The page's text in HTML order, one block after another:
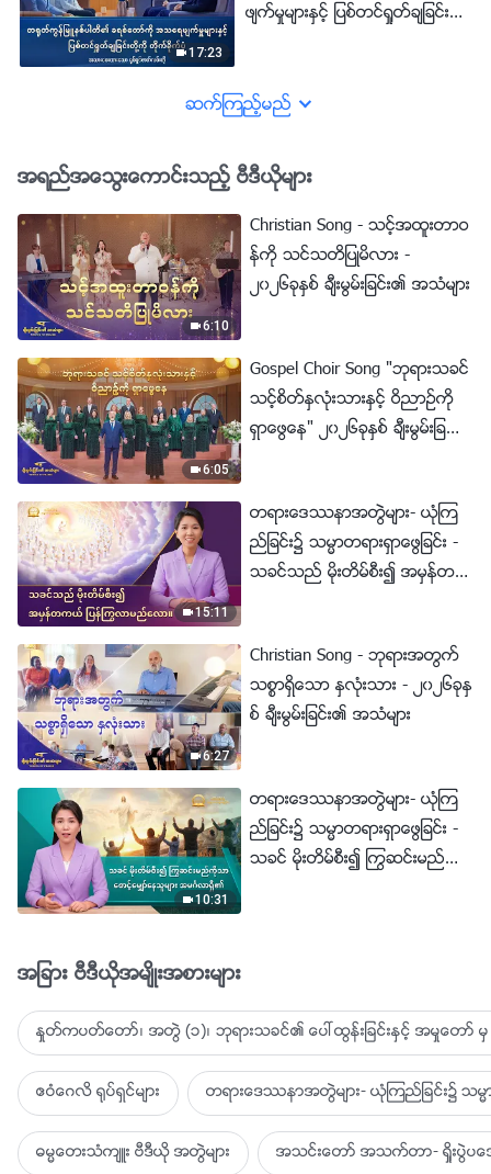
17:23
ဖ်က္မႈမ်ားႏွင့္ ျပစ္တင္ရႈတ္ခ်ျခင္း
ဆက္ၾကည့္မည္
အရည္အေသြးေကာင္းသည့္ ဗီဒီယိုမ်ား
6:10
Christian Song - သင့္အထူးတာဝ
န္ကို သင္သတိျပဳမိလား -
၂၀၂၆ခုႏွစ္ ခ်ီးမြမ္းျခင္း၏ အသံမ်ား
6:05
Gospel Choir Song "ဘုရားသခင္
သင့္စိတ္ႏွလုံးသားႏွင့္ ဝိညာဥ္ကို
ရွာေဖြေန" ၂၀၂၆ခုႏွစ္ ခ်ီးမြမ္းျခ
15:11
တရားေဒႆနာအတြဲမ်ား- ယုံၾက
ည္ျခင္း၌ သမၼာတရားရွာေဖြျခင္း -
သခင္သည္ မိုးတိမ္စီး၍ အမွန္တက
6:27
Christian Song - ဘုရားအတြက္
သစၥာရွိေသာ ႏွလုံးသား - ၂၀၂၆ခုႏွ
စ္ ခ်ီးမြမ္းျခင္း၏ အသံမ်ား
10:31
တရားေဒႆနာအတြဲမ်ား- ယုံၾက
ည္ျခင္း၌ သမၼာတရားရွာေဖြျခင္း -
သခင္ မိုးတိမ္စီး၍ ႂကြဆင္းမည္ကို
အျခား ဗီဒီယိုအမ်ိဳးအစားမ်ား
ႏႈတ္ကပတ္ေတာ္၊ အတြဲ (၁)၊ ဘုရားသခင္၏ ေပၚထြန္းျခင္းႏွင့္ အမႈေတာ္ မွ
ဧဝံေဂလိ ႐ုပ္ရွင္မ်ား တရားေဒႆနာအတြဲမ်ား- ယုံၾကည္ျခင္း၌ သမၼာတ
ဓမၼေတးသံက်ဴး ဗီဒီယို အတြဲမ်ား အသင္းေတာ္ အသက္တာ- ရႈိးပြဲ